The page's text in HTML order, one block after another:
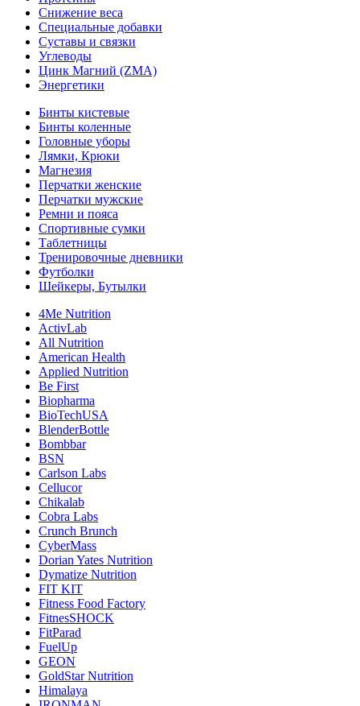
Снижение веса
Специальные добавки
Суставы и связки
Углеводы
Цинк Магний (ZMA)
Энергетики
Бинты кистевые
Бинты коленные
Головные уборы
Лямки, Крюки
Магнезия
Перчатки женские
Перчатки мужские
Ремни и пояса
Спортивные сумки
Таблетницы
Тренировочные дневники
Футболки
Шейкеры, Бутылки
4Me Nutrition
ActivLab
All Nutrition
American Health
Applied Nutrition
Be First
Biopharma
BioTechUSA
BlenderBottle
Bombbar
BSN
Carlson Labs
Cellucor
Chikalab
Cobra Labs
Crunch Brunch
CyberMass
Dorian Yates Nutrition
Dymatize Nutrition
FIT KIT
Fitness Food Factory
FitnesSHOCK
FitParad
FuelUp
GEON
GoldStar Nutrition
Himalaya